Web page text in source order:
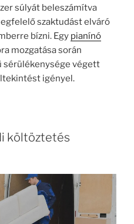
súlyát beleszámítva
szaktudást elváró
bízni. Egy pianínó
mozgatása során
sérülékenysége végett
igényel.
költöztetés